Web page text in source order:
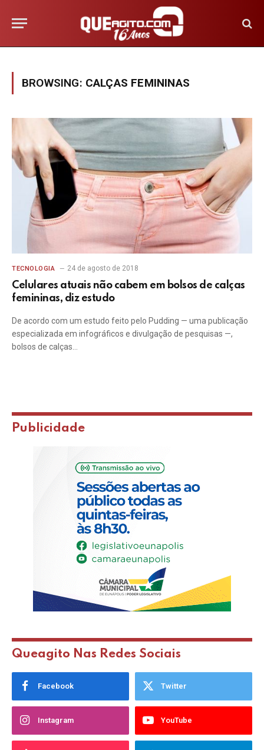
BROWSING: CALÇAS FEMININAS
TECNOLOGIA 24 de agosto de 2018
Celulares atuais não cabem em bolsos de calças
femininas, diz estudo
De acordo com um estudo feito pelo Pudding — uma publicação
especializada em infográficos e divulgação de pesquisas —,
bolsos de calças…
Publicidade
Queagito Nas Redes Sociais
Facebook Twitter
Instagram YouTube